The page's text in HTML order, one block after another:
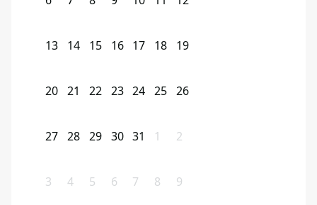
13 14 15 16 17 18 19
20 21 22 23 24 25 26
27 28 29 30 31 1 2
3 4 5 6 7 8 9